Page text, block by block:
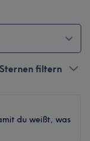
filtern
du weißt, was